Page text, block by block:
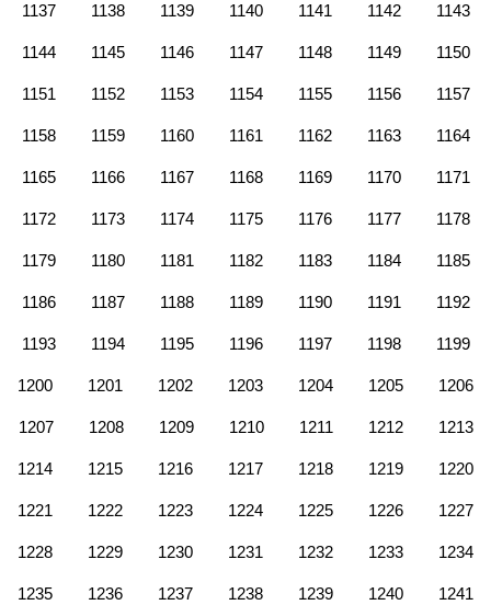
1137 1138 1139 1140 1141 1142 1143
1144 1145 1146 1147 1148 1149 1150
1151 1152 1153 1154 1155 1156 1157
1158 1159 1160 1161 1162 1163 1164
1165 1166 1167 1168 1169 1170 1171
1172 1173 1174 1175 1176 1177 1178
1179 1180 1181 1182 1183 1184 1185
1186 1187 1188 1189 1190 1191 1192
1193 1194 1195 1196 1197 1198 1199
1200 1201 1202 1203 1204 1205 1206
1207 1208 1209 1210 1211 1212 1213
1214 1215 1216 1217 1218 1219 1220
1221 1222 1223 1224 1225 1226 1227
1228 1229 1230 1231 1232 1233 1234
1235 1236 1237 1238 1239 1240 1241